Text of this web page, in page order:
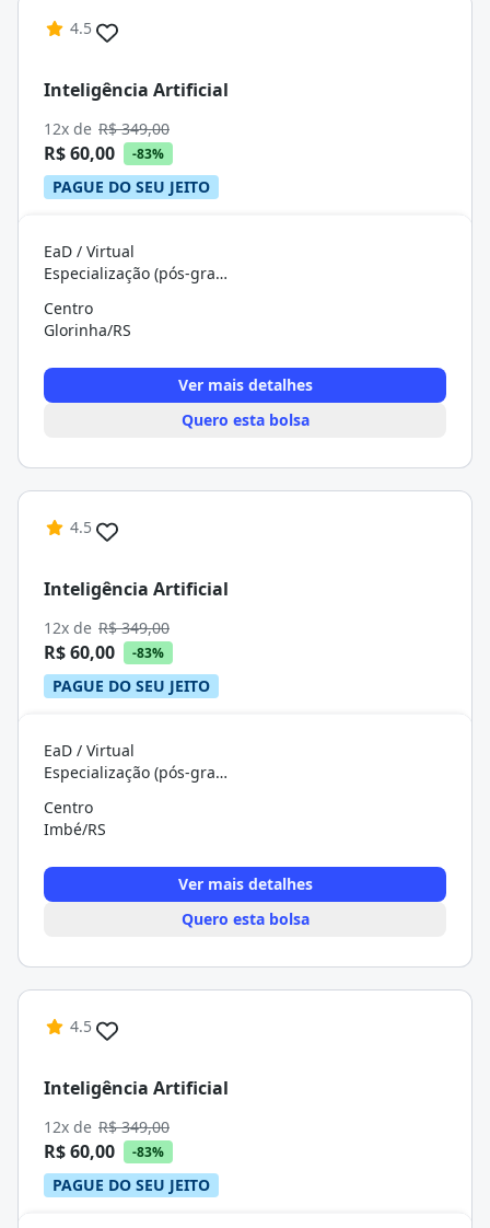
4.5
Inteligência Artificial
12x de R$ 349,00
R$ 60,00 -83%
PAGUE DO SEU JEITO
EaD / Virtual
Especialização (pós-graduação)
Centro
Glorinha/RS
Ver mais detalhes
Quero esta bolsa
4.5
Inteligência Artificial
12x de R$ 349,00
R$ 60,00 -83%
PAGUE DO SEU JEITO
EaD / Virtual
Especialização (pós-graduação)
Centro
Imbé/RS
Ver mais detalhes
Quero esta bolsa
4.5
Inteligência Artificial
12x de R$ 349,00
R$ 60,00 -83%
PAGUE DO SEU JEITO